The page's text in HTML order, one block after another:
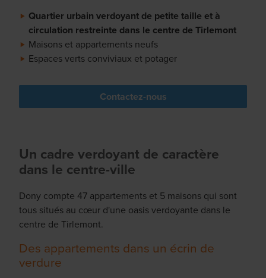
Quartier urbain verdoyant de petite taille et à
circulation restreinte dans le centre de Tirlemont
Maisons et appartements neufs
Espaces verts conviviaux et potager
Contactez-nous
Un cadre verdoyant de caractère
dans le centre-ville
Dony compte 47 appartements et 5 maisons qui sont
tous situés au cœur d'une oasis verdoyante dans le
centre de Tirlemont.
Des appartements dans un écrin de
verdure